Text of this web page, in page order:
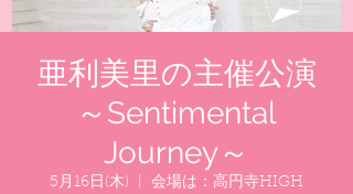
亜利美里の主催公演
～Sentimental
Journey～
5月16日(木) 会場は：高円寺HIGH